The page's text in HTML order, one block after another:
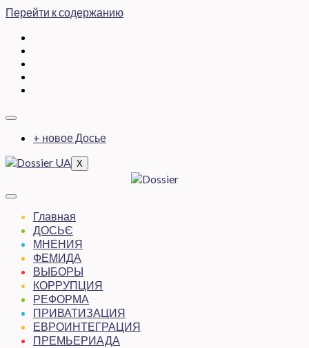
Перейти к содержанию
+ новое Досье
X
Главная
ДОСЬЄ
МНЕНИЯ
ФЕМИДА
ВЫБОРЫ
КОРРУПЦИЯ
РЕФОРМА
ПРИВАТИЗАЦИЯ
ЕВРОИНТЕГРАЦИЯ
ПРЕМЬЕРИАДА